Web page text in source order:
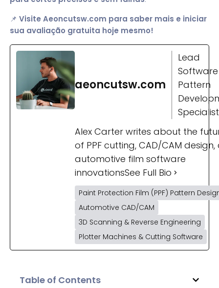
Table of Contents
📌 Visite Aeoncutsw.com para saber mais e iniciar
sua avaliação gratuita hoje mesmo!
aeoncutsw.com
Lead
Pattern
Specialist
Alex Carter writes about the
of PPF cutting, CAD/CAM
automotive film software
innovationsSee Full Bio
Paint Protection Film (PPF) Pattern
Automotive CAD/CAM
3D Scanning & Reverse Engineering
Plotter Machines & Cutting Software